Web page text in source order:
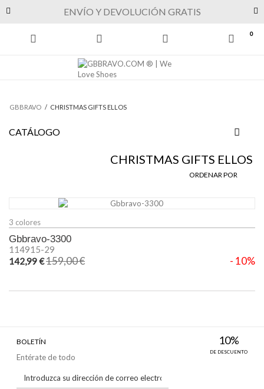
ENVÍO Y DEVOLUCIÓN GRATIS Next
0
GBBRAVO / CHRISTMAS GIFTS ELLOS
CATÁLOGO
CHRISTMAS GIFTS ELLOS
ORDENAR POR
3 colores
Gbbravo-3300
114915-29
142,99 €159,00 € - 10%
10%
DE DESCUENTO
BOLETÍN
Entérate de todo